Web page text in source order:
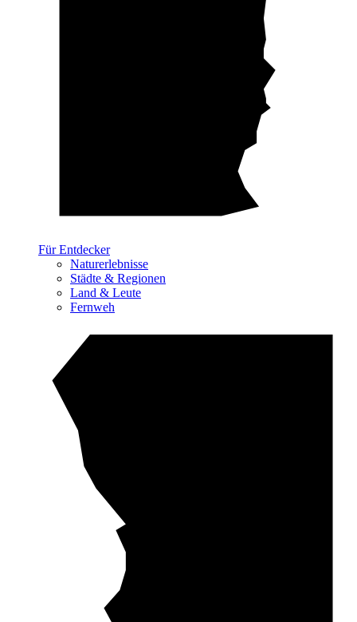
Für Entdecker
Naturerlebnisse
Städte & Regionen
Land & Leute
Fernweh